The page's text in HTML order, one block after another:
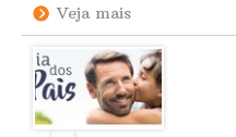
Veja mais